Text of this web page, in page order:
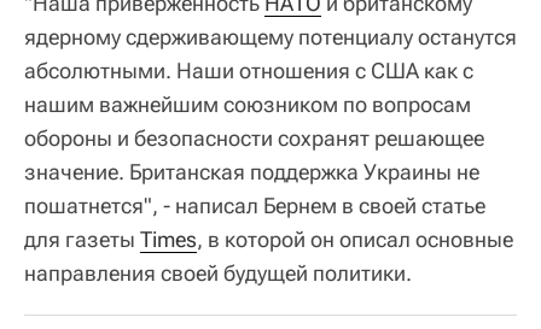
ядерному сдерживающему потенциалу останутся
абсолютными. Наши отношения с США как с
нашим важнейшим союзником по вопросам
обороны и безопасности сохранят решающее
значение. Британская поддержка Украины не
пошатнется", - написал Бернем в своей статье
для газеты Times, в которой он описал основные
направления своей будущей политики.